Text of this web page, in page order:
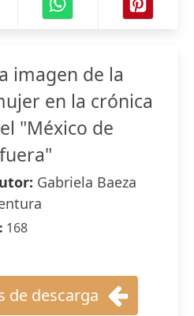
imagen de la
en la crónica
"México de
Gabriela Baeza
168
de descarga